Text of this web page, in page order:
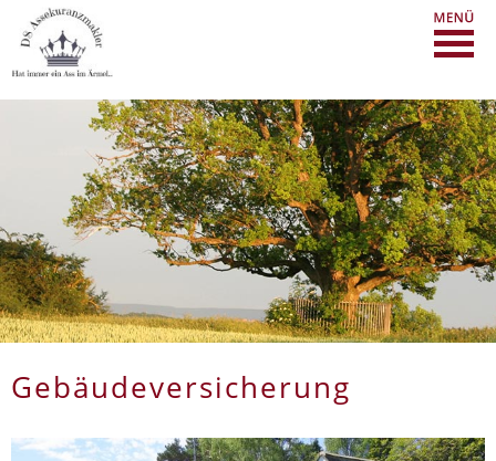
Gebäudeversicherung